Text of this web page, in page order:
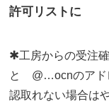
許可リストに
✱工房からの受注
と @…ocnのアド
認取れない場合は